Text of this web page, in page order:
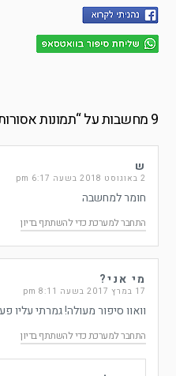
9 מחשבות על “ תמונות
ש
2 באוגוסט 2018 בשעה 6:17 pm
חומר למחשבה
התחבר למערכת כדי להשתתף בדיון
מי אני?
17 במרץ 2017 בשעה 8:11 pm
וואוו סיפור מעולה! גמרתי
התחבר למערכת כדי להשתתף בדיון